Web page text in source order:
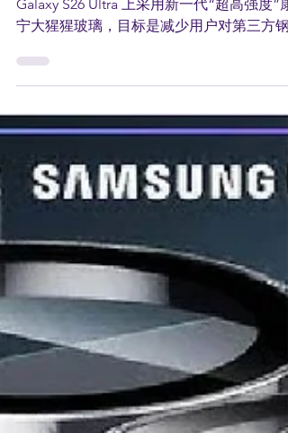
爆料人 @UniverseIce 透露，Samsung 计划在
宁大猩猩玻璃，目标是减少用户对第三方钢
膜的依赖。 据称，新屏幕将整合防碎、防反
Ultra 引入抗反射涂层、S25 Ultra 采用
强度，并可能加入 隐私显示（Privacy
Display） 技术。 若消息属实，Galaxy S26
Ultra 或将成为 Samsung 首款真正主打“原生
裸屏体验”的旗舰机型。